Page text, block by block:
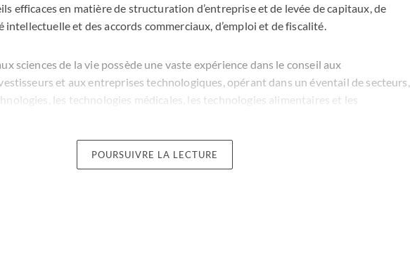
efficaces en matière de structuration d’entreprise et de levée de capitaux, de
et des accords commerciaux, d’emploi et de fiscalité.
sciences de la vie possède une vaste expérience dans le conseil aux
et aux entreprises technologiques, opérant dans un éventail de secteurs,
les technologies médicales, les technologies alimentaires et les
nous connaissons bien le cycle de vie des entreprises du secteur des sciences de la
au développement de votre entreprise. De la structuration et de la levée de fonds
POURSUIVRE LA LECTURE